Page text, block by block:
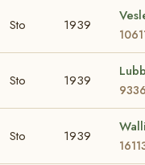
Sto 1939
Sto 1939
Sto 1939